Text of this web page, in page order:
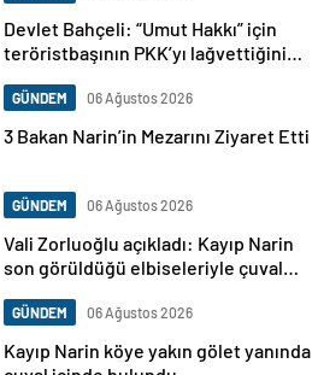
Devlet Bahçeli: “Umut Hakkı” için
teröristbaşının PKK’yı lağvettiğini
GÜNDEM 06 Ağustos 2026
3 Bakan Narin’in Mezarını Ziyaret Etti
GÜNDEM 06 Ağustos 2026
Vali Zorluoğlu açıkladı: Kayıp Narin
son görüldüğü elbiseleriyle çuval
GÜNDEM 06 Ağustos 2026
Kayıp Narin köye yakın gölet yanında